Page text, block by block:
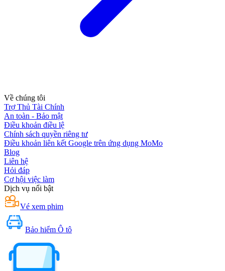
Về chúng tôi
Trợ Thủ Tài Chính
An toàn - Bảo mật
Điều khoản điều lệ
Chính sách quyền riêng tư
Điều khoản liên kết Google trên ứng dụng MoMo
Blog
Liên hệ
Hỏi đáp
Cơ hội việc làm
Dịch vụ nổi bật
Vé xem phim
Bảo hiểm Ô tô